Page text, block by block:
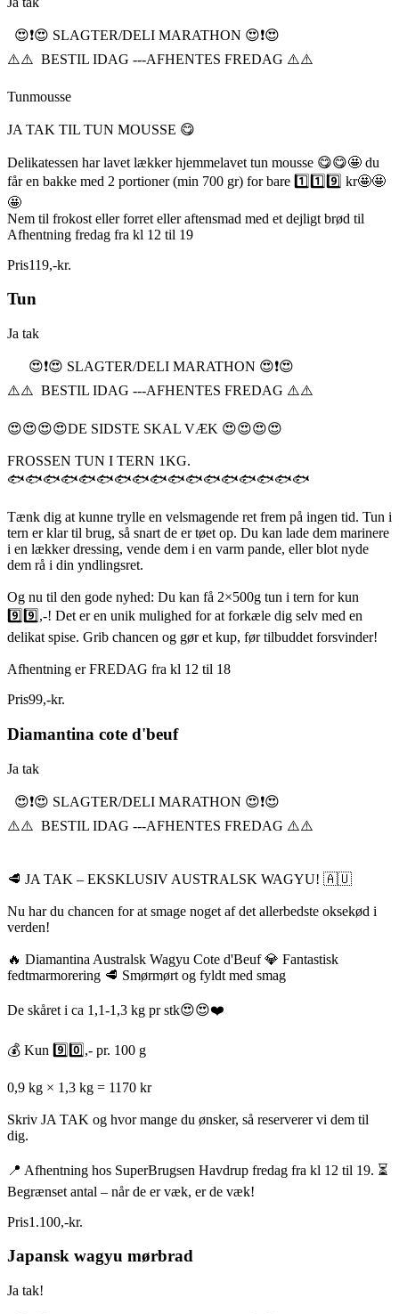
😍❗️😍 SLAGTER/DELI MARATHON 😍❗️😍
⚠️⚠️ BESTIL IDAG ---AFHENTES FREDAG ⚠️⚠️
Tunmousse
JA TAK TIL TUN MOUSSE 😋
Delikatessen har lavet lækker hjemmelavet tun mousse 😋😋🤩 du
får en bakke med 2 portioner (min 700 gr) for bare 1️⃣1️⃣9️⃣ kr🤩🤩
🤩
Nem til frokost eller forret eller aftensmad med et dejligt brød til
Afhentning fredag fra kl 12 til 19
Pris119,-kr.
Tun
Ja tak
😍❗️😍 SLAGTER/DELI MARATHON 😍❗️😍
⚠️⚠️ BESTIL IDAG ---AFHENTES FREDAG ⚠️⚠️
😍😍😍😍DE SIDSTE SKAL VÆK 😍😍😍😍
FROSSEN TUN I TERN 1KG.
🐟🐟🐟🐟🐟🐟🐟🐟🐟🐟🐟🐟🐟🐟🐟🐟🐟
Tænk dig at kunne trylle en velsmagende ret frem på ingen tid. Tun i
tern er klar til brug, så snart de er tøet op. Du kan lade dem marinere
i en lækker dressing, vende dem i en varm pande, eller blot nyde
dem rå i din yndlingsret.
Og nu til den gode nyhed: Du kan få 2×500g tun i tern for kun
9️⃣9️⃣,-! Det er en unik mulighed for at forkæle dig selv med en
delikat spise. Grib chancen og gør et kup, før tilbuddet forsvinder!
Afhentning er FREDAG fra kl 12 til 18
Pris99,-kr.
Diamantina cote d'beuf
Ja tak
😍❗️😍 SLAGTER/DELI MARATHON 😍❗️😍
⚠️⚠️ BESTIL IDAG ---AFHENTES FREDAG ⚠️⚠️
🥩 JA TAK – EKSKLUSIV AUSTRALSK WAGYU! 🇦🇺
Nu har du chancen for at smage noget af det allerbedste oksekød i
verden!
🔥 Diamantina Australsk Wagyu Cote d'Beuf 💎 Fantastisk
fedtmarmorering 🥩 Smørmørt og fyldt med smag
De skåret i ca 1,1-1,3 kg pr stk😍😍❤️
💰 Kun 9️⃣0️⃣,- pr. 100 g
0,9 kg × 1,3 kg = 1170 kr
Skriv JA TAK og hvor mange du ønsker, så reserverer vi dem til
dig.
📍 Afhentning hos SuperBrugsen Havdrup fredag fra kl 12 til 19. ⏳
Begrænset antal – når de er væk, er de væk!
Pris1.100,-kr.
Japansk wagyu mørbrad
Ja tak!